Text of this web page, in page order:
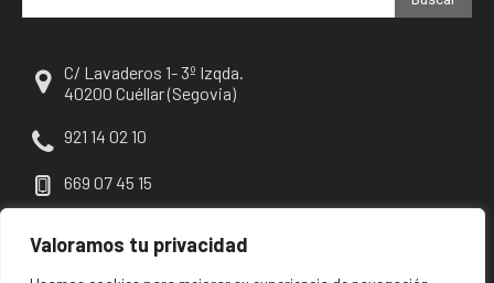
Valoramos tu privacidad
C/ Lavaderos 1- 3º Izqda.
40200 Cuéllar (Segovia)
921 14 02 10
669 07 45 15